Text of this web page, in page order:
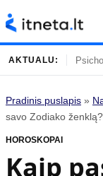
Turinys
Naujausi straipsniai
Gyvenimas
AKTUALU:
Pradinis puslapis »
savo Zodiako ženklą?
HOROSKOPAI
Kaip